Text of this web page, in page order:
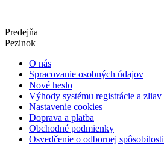
Predejňa
Pezinok
O nás
Spracovanie osobných údajov
Nové heslo
Výhody systému registrácie a zliav
Nastavenie cookies
Doprava a platba
Obchodné podmienky
Osvedčenie o odbornej spôsobilosti